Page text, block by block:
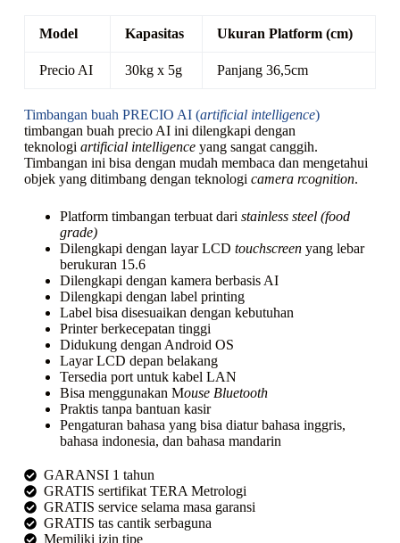
Model Kapasitas Ukuran Platform (cm)
Precio AI 30kg x 5g Panjang 36,5cm
Timbangan buah PRECIO AI (artificial intelligence)
timbangan buah precio AI ini dilengkapi dengan
teknologi artificial intelligence yang sangat canggih.
Timbangan ini bisa dengan mudah membaca dan mengetahui
objek yang ditimbang dengan teknologi camera rcognition.
Platform timbangan terbuat dari stainless steel (food
grade)
Dilengkapi dengan layar LCD touchscreenyang lebar
berukuran 15.6
Dilengkapi dengan kamera berbasis AI
Dilengkapi dengan label printing
Label bisa disesuaikan dengan kebutuhan
Printer berkecepatan tinggi
Didukung dengan Android OS
Layar LCD depan belakang
Tersedia port untuk kabel LAN
Bisa menggunakan Mouse Bluetooth
Praktis tanpa bantuan kasir
Pengaturan bahasa yang bisa diatur bahasa inggris,
bahasa indonesia, dan bahasa mandarin
GARANSI 1 tahun
GRATIS sertifikat TERA Metrologi
GRATIS service selama masa garansi
GRATIS tas cantik serbaguna
Memiliki izin tipe